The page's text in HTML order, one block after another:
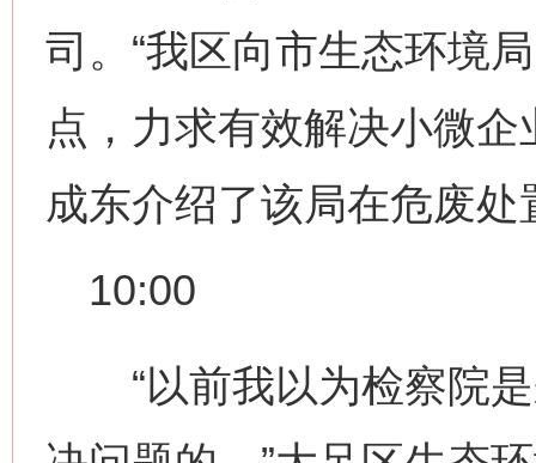
司。“我区向市生态环境
点，力求有效解决小微
成东介绍了该局在危废处
10:00
“以前我以为检察院是